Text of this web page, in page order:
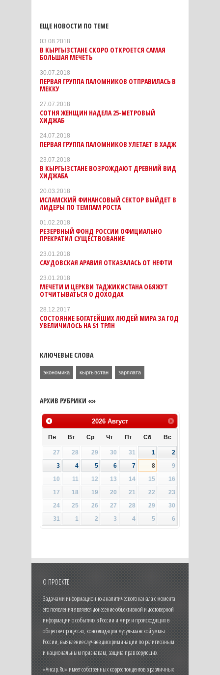
ЕЩЕ НОВОСТИ ПО ТЕМЕ
03.08.2018
В КЫРГЫЗСТАНЕ СКОРО ОТКРОЕТСЯ САМАЯ
БОЛЬШАЯ МЕЧЕТЬ
30.07.2018
ПЕРВАЯ ГРУППА ПАЛОМНИКОВ ОТПРАВИЛАСЬ В
МЕККУ
27.07.2018
СОТНЯ ЖЕНЩИН НАДЕЛА 25-МЕТРОВЫЙ
ХИДЖАБ
24.07.2018
ПЕРВАЯ ГРУППА ПАЛОМНИКОВ УЛЕТАЕТ В ХАДЖ
23.07.2018
В КЫРГЫЗСТАНЕ ВОЗРОЖДАЮТ ДРЕВНИЙ ВИД
ХИДЖАБА
20.03.2018
ИСЛАМСКИЙ ФИНАНСОВЫЙ СЕКТОР ВЫЙДЕТ В
ЛИДЕРЫ ПО ТЕМПАМ РОСТА
01.02.2018
РЕЗЕРВНЫЙ ФОНД РОССИИ ОФИЦИАЛЬНО
ПРЕКРАТИЛ СУЩЕСТВОВАНИЕ
23.01.2018
САУДОВСКАЯ АРАВИЯ ОТКАЗАЛАСЬ ОТ НЕФТИ
23.01.2018
МЕЧЕТИ И ЦЕРКВИ ТАДЖИКИСТАНА ОБЯЖУТ
ОТЧИТЫВАТЬСЯ О ДОХОДАХ
28.12.2017
СОСТОЯНИЕ БОГАТЕЙШИХ ЛЮДЕЙ МИРА ЗА ГОД
УВЕЛИЧИЛОСЬ НА $1 ТРЛН
КЛЮЧЕВЫЕ СЛОВА
экономика кыргызстан зарплата
АРХИВ РУБРИКИ «»
2026 Август
Пн Вт Ср Чт Пт Сб Вс
27 28 29 30 31 1
2
3
4 5 6 7 8
9
10
11 12 13 14 15
16
17
18 19 20 21 22
23
24
25 26 27 28 29
30
31
1 2 3 4 5 6
О ПРОЕКТЕ
Задачами информационно-аналитического канала с момента
его появления является донесение объективной и достоверной
информации о событиях в России и мире и происходящих в
обществе процессах, консолидация мусульманской уммы
России, выявление случаев дискриминации по религиозным
и национальным признакам, защита прав верующих.
«Ансар.Ru» имеет собственных корреспондентов в различных